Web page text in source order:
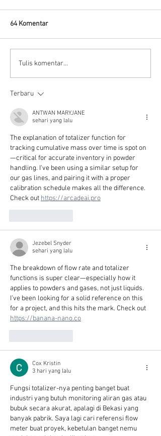
Flow meter Clamp on
ultrasonic
64 Komentar
Tulis komentar...
Terbaru
ANTWAN MARYJANE
sehari yang lalu
The explanation of totalizer function for
tracking cumulative mass over time is spot on
—critical for accurate inventory in powder
handling. I've been using a similar setup for
our gas lines, and pairing it with a proper
calibration schedule makes all the difference.
Check out https://arcadeai.pro
Jezebel Snyder
sehari yang lalu
The breakdown of flow rate and totalizer
functions is super clear—especially how it
applies to powders and gases, not just liquids.
I’ve been looking for a solid reference on this
for a project, and this hits the mark. Check out
https://banana-nano.co
Cox Kristin
3 hari yang lalu
Fungsi totalizer-nya penting banget buat
industri yang butuh monitoring aliran gas atau
bubuk secara akurat, apalagi di Bekasi yang
banyak pabrik. Saya lagi cari referensi flow
meter buat proyek, kebetulan banget nemu